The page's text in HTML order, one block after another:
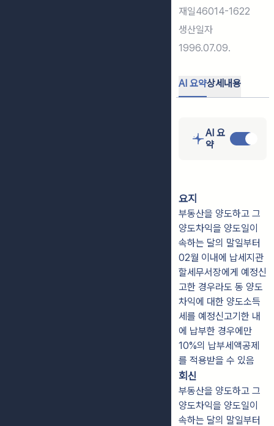
재일46014-1622
생산일자
1996.07.09.
AI 요약상세내용
AI 요
약
요지
부동산을 양도하고 그
양도차익을 양도일이
속하는 달의 말일부터
02월 이내에 납세지관
할세무서장에게 예정신
고한 경우라도 동 양도
차익에 대한 양도소득
세를 예정신고기한 내
에 납부한 경우에만
10%의 납부세액공제
를 적용받을 수 있음
회신
부동산을 양도하고 그
양도차익을 양도일이
속하는 달의 말일부터